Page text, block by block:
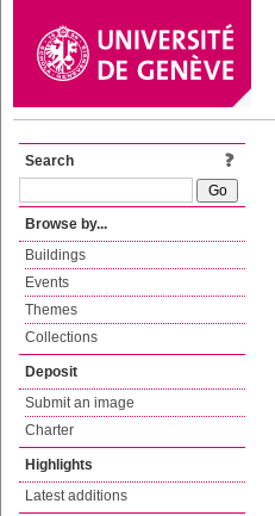
Search
Browse by...
Buildings
Events
Themes
Collections
Deposit
Submit an image
Charter
Highlights
Latest additions